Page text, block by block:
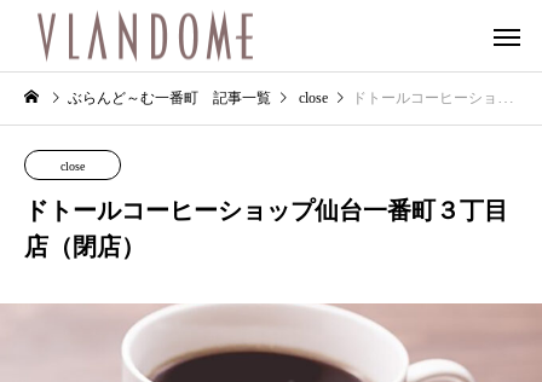
ぶらんど～む一番町 記事一覧 close ドトールコーヒーショップ仙台一番町３丁目店（閉店）
close
ドトールコーヒーショップ仙台一番町３丁目
店（閉店）